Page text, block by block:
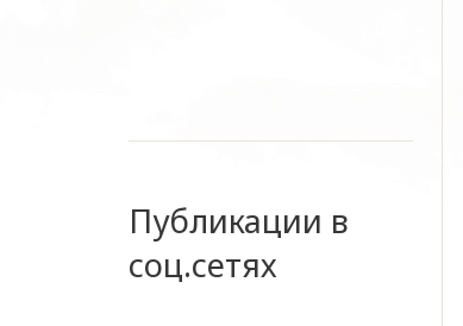
Публикации в
соц.сетях